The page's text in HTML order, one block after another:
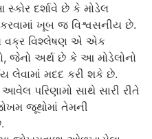
દર્શાવે છે કે મોડેલ
કરવામાં ખૂબ જ વિશ્વસનીય છે.
વક્ર વિશ્લેષણ એ એક
જેનો અર્થ છે કે આ મોડેલોનો
લેવામાં મદદ કરી શકે છે.
આવેલ પરિણામો સાથે સારી રીતે
જૂથોમાં તેમની